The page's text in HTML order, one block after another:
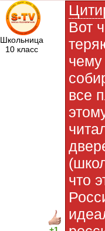
Школьница
10 класс
Вот
чему
все
что